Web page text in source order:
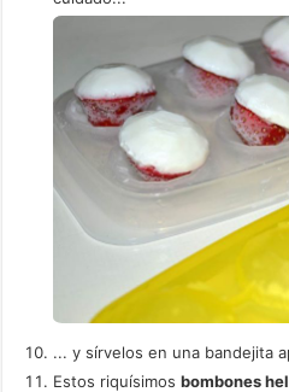
... y sírvelos en una bandejita
Estos riquísimosbombones